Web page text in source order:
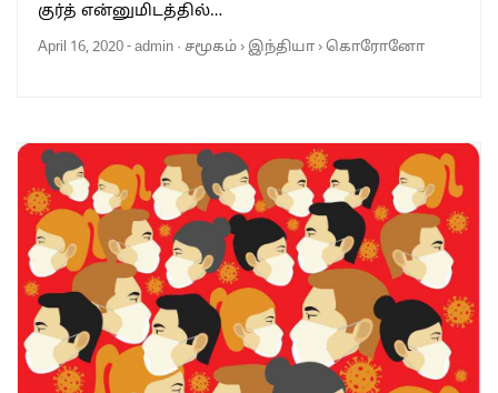
குர்த் என்னுமிடத்தில்…
April 16, 2020-admin · சமூகம்› இந்தியா›கொரோனோ